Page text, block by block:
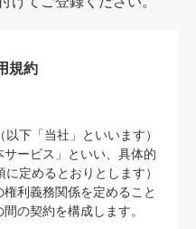
規約
下「当社」といいます）
ービス」といい、具体的
定めるとおりとします）
利義務関係を定めること
の契約を構成します。